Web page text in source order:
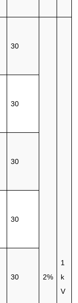
30
2%
1
k
V
30
30
30
30